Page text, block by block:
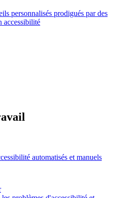
personnalisés prodigués par des
accessibilité
automatisés et manuels